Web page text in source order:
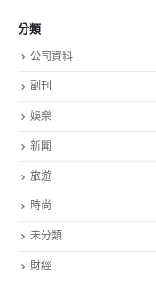
分類
公司資料
副刊
娛樂
新聞
旅遊
時尚
未分類
財經